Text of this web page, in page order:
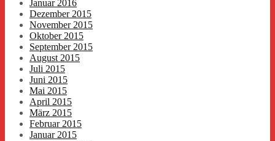
Januar 2016
Dezember 2015
November 2015
Oktober 2015
September 2015
August 2015
Juli 2015
Juni 2015
Mai 2015
April 2015
März 2015
Februar 2015
Januar 2015